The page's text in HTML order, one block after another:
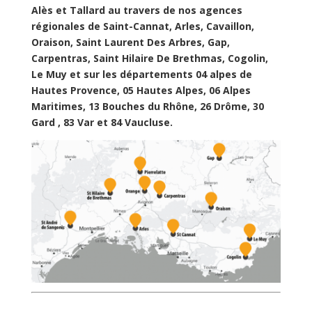
Alès et Tallard au travers de nos agences
régionales de Saint-Cannat, Arles, Cavaillon,
Oraison, Saint Laurent Des Arbres, Gap,
Carpentras, Saint Hilaire De Brethmas, Cogolin,
Le Muy et sur les départements 04 alpes de
Hautes Provence, 05 Hautes Alpes, 06 Alpes
Maritimes, 13 Bouches du Rhône, 26 Drôme, 30
Gard , 83 Var et 84 Vaucluse.